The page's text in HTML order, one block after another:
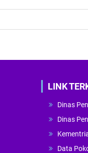
LINK
Dinas
Dinas
Data